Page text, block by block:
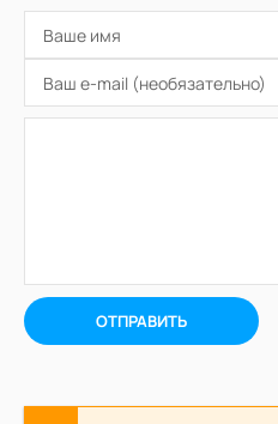
ОТПРАВИТЬ